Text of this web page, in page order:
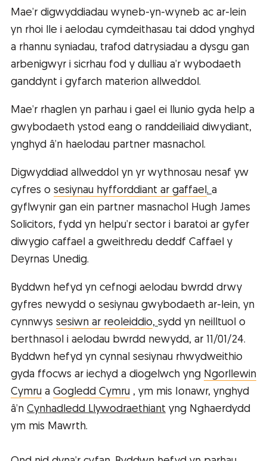
Mae’r digwyddiadau wyneb-yn-wyneb ac ar-lein
yn rhoi lle i aelodau cymdeithasau tai ddod ynghyd
a rhannu syniadau, trafod datrysiadau a dysgu gan
arbenigwyr i sicrhau fod y dulliau a’r wybodaeth
ganddynt i gyfarch materion allweddol.
Mae’r rhaglen yn parhau i gael ei llunio gyda help a
gwybodaeth ystod eang o randdeiliaid diwydiant,
ynghyd â’n haelodau partner masnachol.
Digwyddiad allweddol yn yr wythnosau nesaf yw
cyfres o sesiynau hyfforddiant ar gaffael . a
gyflwynir gan ein partner masnachol Hugh James
Solicitors, fydd yn helpu’r sector i baratoi ar gyfer
diwygio caffael a gweithredu deddf Caffael y
Deyrnas Unedig.
Byddwn hefyd yn cefnogi aelodau bwrdd drwy
gyfres newydd o sesiynau gwybodaeth ar-lein, yn
cynnwys sesiwn ar reoleiddio, sydd yn neilltuol o
berthnasol i aelodau bwrdd newydd, ar 11/01/24.
Byddwn hefyd yn cynnal sesiynau rhwydweithio
gyda ffocws ar iechyd a diogelwch yng Ngorllewin
Cymru a Gogledd Cymru , ym mis Ionawr, ynghyd
â’n Cynhadledd Llywodraethiant yng Nghaerdydd
ym mis Mawrth.